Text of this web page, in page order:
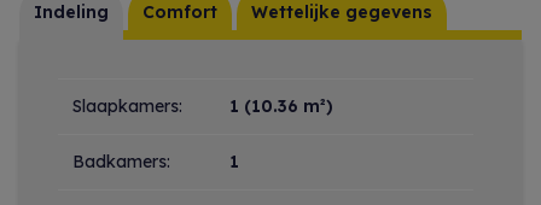
Indeling Comfort Wettelijke gegevens
Indeling
Slaapkamers: 1 (10.36 m²)
Badkamers: 1